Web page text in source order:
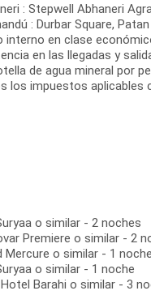
: Stepwell Abhaneri
: Durbar Square,
interno en clase
en las llegadas y
de agua mineral por
los impuestos aplicables
o similar - 2 noches
Premiere o similar - 2
Mercure o similar - 1 noche
o similar - 1 noche
Barahi o similar - 3